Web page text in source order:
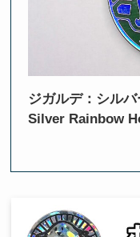
ジガルデ：シル
Silver Rainbow